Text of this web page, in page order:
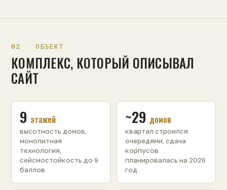
02 · ОБЪЕКТ
КОМПЛЕКС, КОТОРЫЙ ОПИСЫВАЛ
САЙТ
9 этажей
высотность домов,
монолитная
технология,
сейсмостойкость до 9
баллов
~29 домов
квартал строился
очередями, сдача
корпусов
планировалась на 2026
год